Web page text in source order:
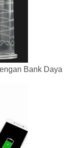
Bank Daya